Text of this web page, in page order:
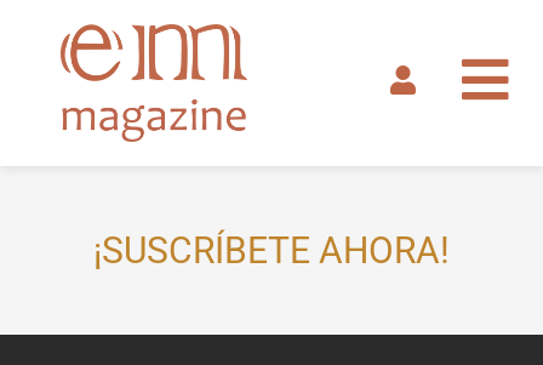
contenido
¡SUSCRÍBETE AHORA!